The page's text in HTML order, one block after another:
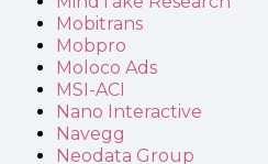
Mobitrans
Mobpro
Moloco Ads
MSI-ACI
Nano Interactive
Navegg
Neodata Group